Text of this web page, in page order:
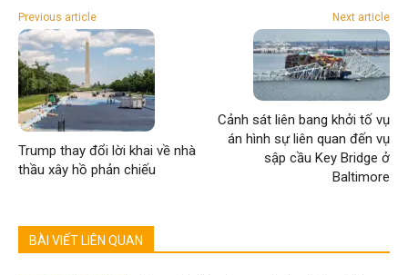
Previous article
Trump thay đổi lời khai về nhà
thầu xây hồ phản chiếu
Next article
Cảnh sát liên bang khởi tố vụ
án hình sự liên quan đến vụ
sập cầu Key Bridge ở
Baltimore
BÀI VIẾT LIÊN QUAN